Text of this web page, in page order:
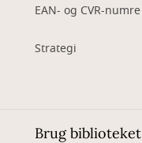
EAN- og CVR-numre
Strategi
Brug biblioteket